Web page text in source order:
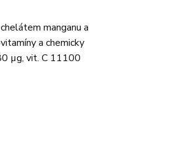
manganu a
a chemicky
µg, vit. C 11100